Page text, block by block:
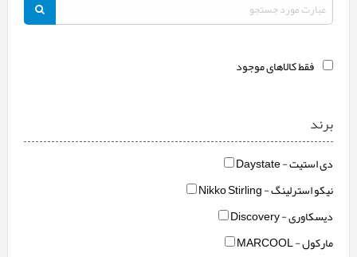
فقط کالاهای موجود
برند
دی استیت - Daystate
نیکو استرلینگ - Nikko Stirling
دیسکاوری - Discovery
مارکول - MARCOOL